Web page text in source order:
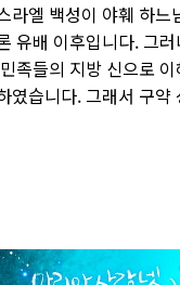
라엘 백성이 야훼 하
유배 이후입니다. 그
족들의 지방 신으로
였습니다. 그래서 구